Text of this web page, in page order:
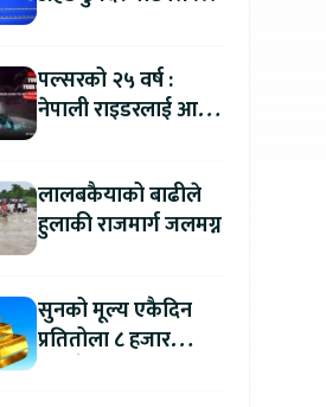
यामाहाको घोषणा
पल्सरको २५ वर्ष :
नेपाली राइडरलाई आफ्नै
सुनौलो अवसर
लालबकैयाको बाढीले
हुलाकी राजमार्ग जलमग्न
सुनको मूल्य एकैदिन
प्रतितोला ८ हजार